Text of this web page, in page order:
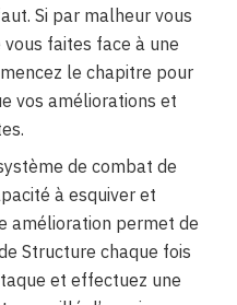
Si par malheur vous
faites face à une
le chapitre pour
vos améliorations et
de combat de
à esquiver et
amélioration permet de
Structure chaque fois
et effectuez une